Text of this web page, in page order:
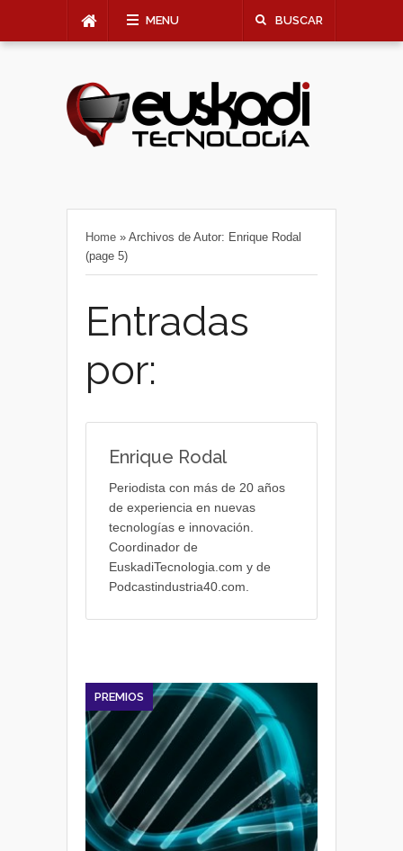
MENU BUSCAR
Home » Archivos de Autor: Enrique Rodal
(page 5)
Entradas
por:
Enrique Rodal
Periodista con más de 20 años
de experiencia en nuevas
tecnologías e innovación.
Coordinador de
EuskadiTecnologia.com y de
Podcastindustria40.com.
PREMIOS